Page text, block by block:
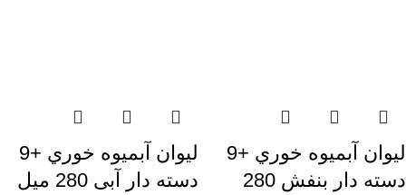
ليوان آبميوه خوري +9
دسته دار بنفش 280
ليوان آبميوه خوري +9
دسته دار آبی 280 میل